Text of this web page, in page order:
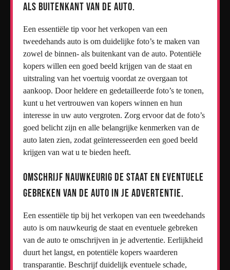
als buitenkant van de auto.
Een essentiële tip voor het verkopen van een
tweedehands auto is om duidelijke foto’s te maken van
zowel de binnen- als buitenkant van de auto. Potentiële
kopers willen een goed beeld krijgen van de staat en
uitstraling van het voertuig voordat ze overgaan tot
aankoop. Door heldere en gedetailleerde foto’s te tonen,
kunt u het vertrouwen van kopers winnen en hun
interesse in uw auto vergroten. Zorg ervoor dat de foto’s
goed belicht zijn en alle belangrijke kenmerken van de
auto laten zien, zodat geïnteresseerden een goed beeld
krijgen van wat u te bieden heeft.
Omschrijf nauwkeurig de staat en eventuele
gebreken van de auto in je advertentie.
Een essentiële tip bij het verkopen van een tweedehands
auto is om nauwkeurig de staat en eventuele gebreken
van de auto te omschrijven in je advertentie. Eerlijkheid
duurt het langst, en potentiële kopers waarderen
transparantie. Beschrijf duidelijk eventuele schade,